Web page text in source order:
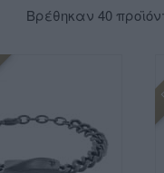
Βρέθηκαν 40